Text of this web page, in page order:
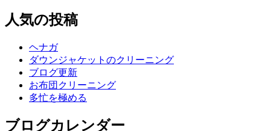
人気の投稿
ヘナガ
ダウンジャケットのクリーニング
ブログ更新
お布団クリーニング
多忙を極める
ブログカレンダー